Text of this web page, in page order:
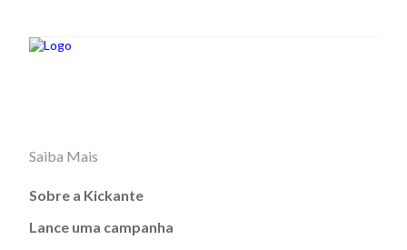
Saiba Mais
Sobre a Kickante
Lance uma campanha